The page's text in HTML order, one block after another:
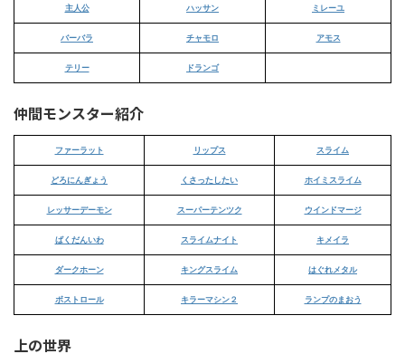
主人公 ハッサン ミレーユ
バーバラ チャモロ アモス
テリー ドランゴ
仲間モンスター紹介
ファーラット リップス スライム
どろにんぎょう くさったしたい ホイミスライム
レッサーデーモン スーパーテンツク ウインドマージ
ばくだんいわ スライムナイト キメイラ
ダークホーン キングスライム はぐれメタル
ボストロール キラーマシン２ ランプのまおう
上の世界